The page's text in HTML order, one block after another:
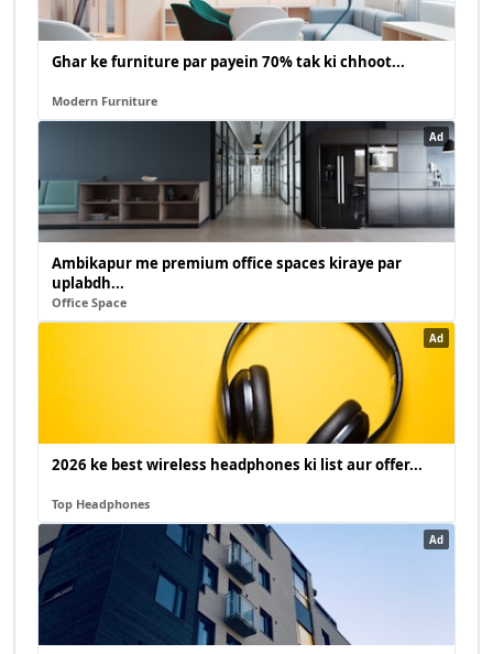
Ghar ke furniture par payein 70% tak ki chhoot...
Modern Furniture
Ad
Ambikapur me premium office spaces kiraye par
uplabdh...
Office Space
Ad
2026 ke best wireless headphones ki list aur offer...
Top Headphones
Ad